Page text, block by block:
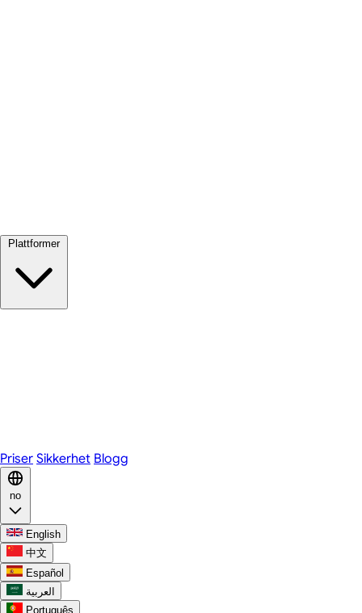
Plattformer
Priser Sikkerhet Blogg
no
English
中文
Español
العربية
Português